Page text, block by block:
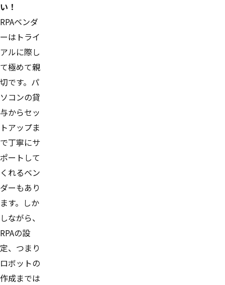
い！
RPAベンダ
ーはトライ
アルに際し
て極めて親
切です。パ
ソコンの貸
与からセッ
トアップま
で丁寧にサ
ポートして
くれるベン
ダーもあり
ます。しか
しながら、
RPAの設
定、つまり
ロボットの
作成までは